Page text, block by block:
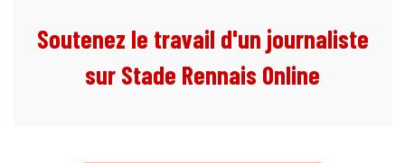
Soutenez le travail d'un journaliste
sur Stade Rennais Online